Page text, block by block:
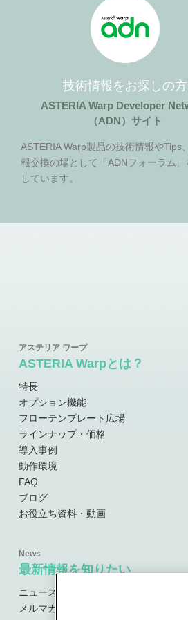
技術情報をお探しの方
ASTERIA Warp Developer
（ADN）サイト
ASTERIA Warp製品の技術情報やTips
報交換の場として「ADNフォーラム
しています。
ASTERIA Warpとは？
特長
オプション機能
フローテンプレート広場
ラインナップ・価格
導入事例
動作環境
FAQ
ブログ
お役立ち資料・動画
最新情報を知りたい
ニュース・お知らせ
メルマガ登録